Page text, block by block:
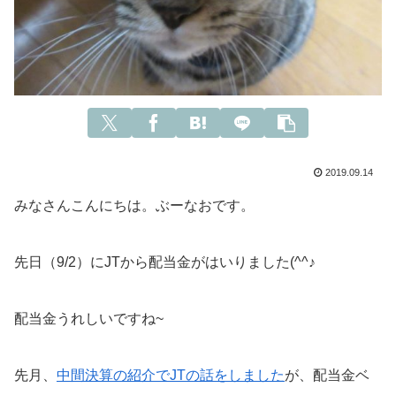
2019.09.14
みなさんこんにちは。ぶーなおです。
先日（9/2）にJTから配当金がはいりました(^^♪
配当金うれしいですね~
先月、 中間決算の紹介でJTの話をしましたが、配当金ベ